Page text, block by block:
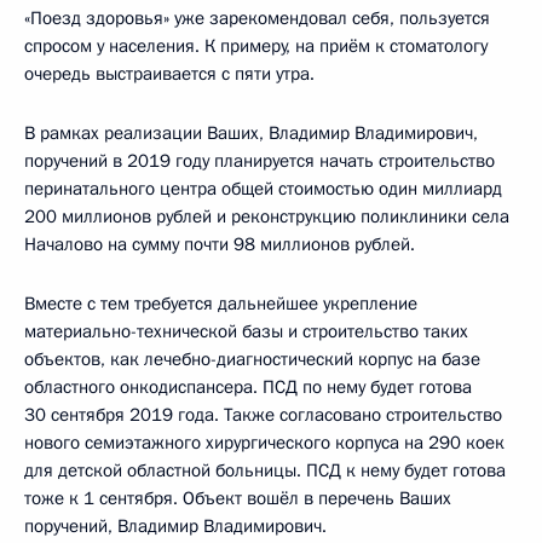
«Поезд здоровья» уже зарекомендовал себя, пользуется
спросом у населения. К примеру, на приём к стоматологу
очередь выстраивается с пяти утра.
В рамках реализации Ваших, Владимир Владимирович,
поручений в 2019 году планируется начать строительство
перинатального центра общей стоимостью один миллиард
200 миллионов рублей и реконструкцию поликлиники села
Началово на сумму почти 98 миллионов рублей.
Вместе с тем требуется дальнейшее укрепление
материально-технической базы и строительство таких
объектов, как лечебно-диагностический корпус на базе
областного онкодиспансера. ПСД по нему будет готова
30 сентября 2019 года. Также согласовано строительство
нового семиэтажного хирургического корпуса на 290 коек
для детской областной больницы. ПСД к нему будет готова
тоже к 1 сентября. Объект вошёл в перечень Ваших
поручений, Владимир Владимирович.